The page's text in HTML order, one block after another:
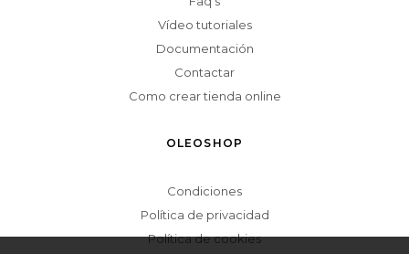
Vídeo tutoriales
Documentación
Contactar
Como crear tienda online
OLEOSHOP
Condiciones
Política de privacidad
Política de cookies